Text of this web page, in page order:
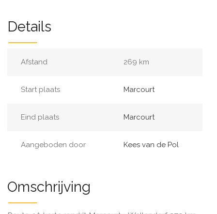
Details
Afstand 269 km
Start plaats Marcourt
Eind plaats Marcourt
Aangeboden door Kees van de Pol
Omschrijving